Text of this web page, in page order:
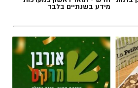
מידע בשנתיים בלבד